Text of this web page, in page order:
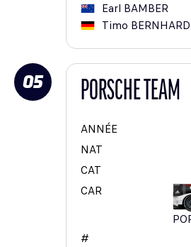
Earl BAMBER
Timo BERNHARD
05 PORSCHE TEAM
ANNÉE
NAT
CAT
CAR
#